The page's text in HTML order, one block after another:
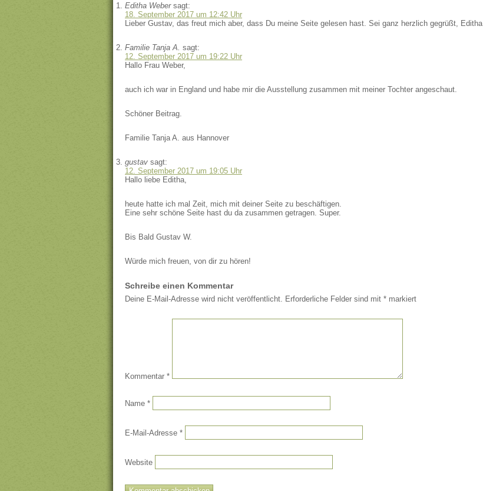
Editha Weber sagt:
18. September 2017 um 12:42 Uhr
Lieber Gustav, das freut mich aber, dass Du meine Seite gelesen hast. Sei ganz herzlich gegrüßt, Editha
Familie Tanja A. sagt:
12. September 2017 um 19:22 Uhr
Hallo Frau Weber,
auch ich war in England und habe mir die Ausstellung zusammen mit meiner Tochter angeschaut.
Schöner Beitrag.
Familie Tanja A. aus Hannover
gustav sagt:
12. September 2017 um 19:05 Uhr
Hallo liebe Editha,
heute hatte ich mal Zeit, mich mit deiner Seite zu beschäftigen.
Eine sehr schöne Seite hast du da zusammen getragen. Super.
Bis Bald Gustav W.
Würde mich freuen, von dir zu hören!
Schreibe einen Kommentar
Deine E-Mail-Adresse wird nicht veröffentlicht. Erforderliche Felder sind mit * markiert
Kommentar *
Name *
E-Mail-Adresse *
Website